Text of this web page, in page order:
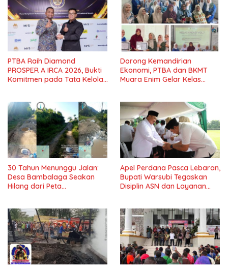
PTBA Raih Diamond
PROSPER A IRCA 2026, Bukti
Komitmen pada Tata Kelola
Dorong Kemandirian
Ekonomi, PTBA dan BKMT
Muara Enim Gelar Kelas
30 Tahun Menunggu Jalan:
Desa Bambalaga Seakan
Hilang dari Peta
Apel Perdana Pasca Lebaran,
Bupati Warsubi Tegaskan
Disiplin ASN dan Layanan